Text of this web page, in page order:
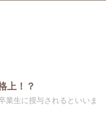
上！？
業生に授与されるといいま